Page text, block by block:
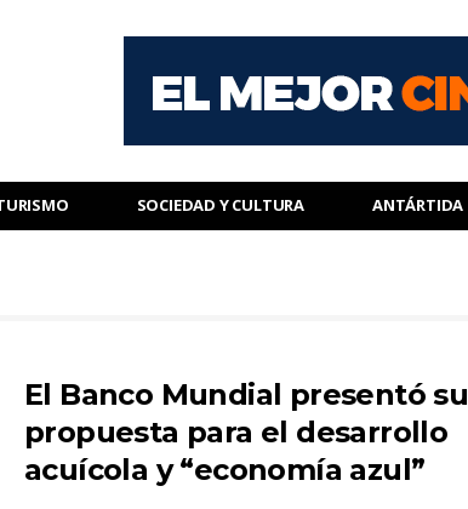
SOCIEDAD Y CULTURA ANTÁRTIDA
El Banco Mundial presentó su
propuesta para el desarrollo
acuícola y “economía azul”